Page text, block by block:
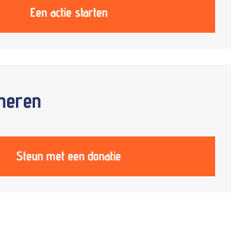
Een actie starten
Steun met een donatie